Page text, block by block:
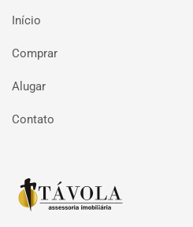
Início
Comprar
Alugar
Contato
Página inicial